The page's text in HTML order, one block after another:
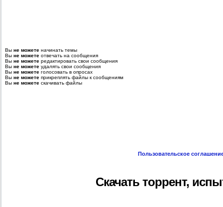
Вы не можете начинать темы
Вы не можете отвечать на сообщения
Вы не можете редактировать свои сообщения
Вы не можете удалять свои сообщения
Вы не можете голосовать в опросах
Вы не можете прикреплять файлы к сообщениям
Вы не можете скачивать файлы
Пользовательское
Скачать торрент,